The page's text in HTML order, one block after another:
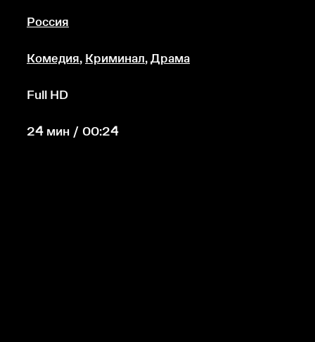
Россия
Комедия, Криминал, Драма
Full HD
24 мин / 00:24